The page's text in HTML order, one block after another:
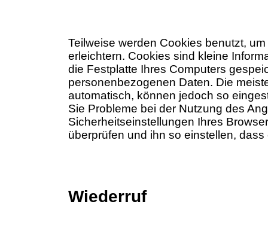
Teilweise werden Cookies benutzt,
erleichtern. Cookies sind kleine
die Festplatte Ihres Computers
personenbezogenen Daten. Die
automatisch, können jedoch so
Sie Probleme bei der Nutzung des
Sicherheitseinstellungen Ihres
überprüfen und ihn so einstellen,
Wiederruf